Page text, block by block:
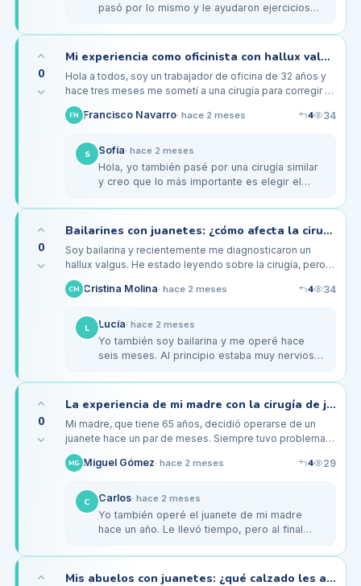
pasó por lo mismo y le ayudaron ejercicios
los dedos. Al principio,…
0
Mi experiencia como oficinista con hallux valgus tras la cirugía: ¿valió la pena?
Hola a todos, soy un trabajador de oficina de 32 años y
hace tres meses me sometí a una cirugía para corregir mi
hallux valgus, que me había estado causando bastante
dolor. La…
FN Francisco Navarro· hace 2 meses 4 34
S Sofía· hace 2 meses
Hola, yo también pasé por una cirugía similar
y creo que lo más importante es elegir el
deporte con buen soporte y…
0
Bailarines con juanetes: ¿cómo afecta la cirugía a mi movimiento en el escenario?
Soy bailarina y recientemente me diagnosticaron un
hallux valgus. He estado leyendo sobre la cirugía, pero
me preocupa cómo afectará mi capacidad para
moverme en el escenario. A…
CM Cristina Molina· hace 2 meses 4 34
L Lucía· hace 2 meses
Yo también soy bailarina y me operé hace
seis meses. Al principio estaba muy nerviosa,
recuperación fue dura, pero…
0
La experiencia de mi madre con la cirugía de juanete a los 65 años
Mi madre, que tiene 65 años, decidió operarse de un
juanete hace un par de meses. Siempre tuvo problemas
con sus pies, pero el dolor se volvió insoportable. La
cirugía fue hace…
MG Miguel Gómez· hace 2 meses 4 29
C Carlos· hace 2 meses
Yo también operé el juanete de mi madre
hace un año. Le llevó tiempo, pero al final
aproximadamente seis semanas. En cuanto a
la…
Mis abuelos con juanetes: ¿qué calzado les ayudará tras la cirugía?